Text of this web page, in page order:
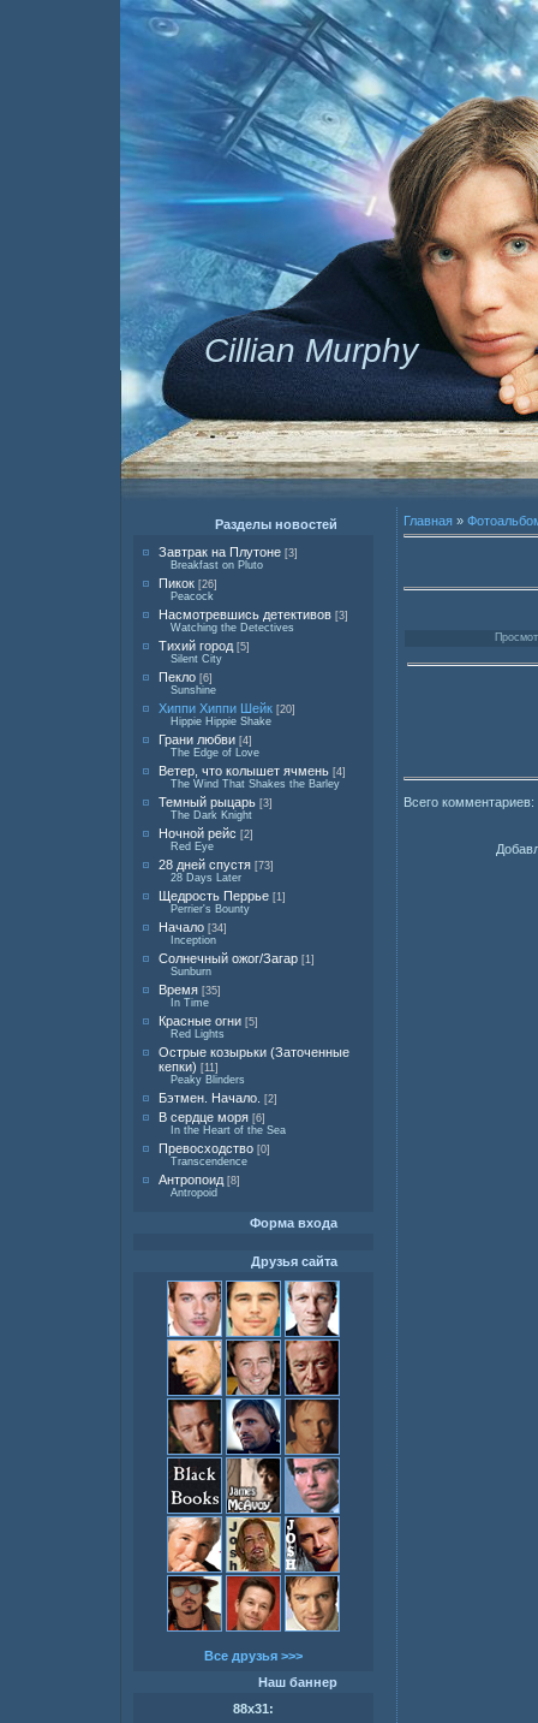
Cillian Murphy
Разделы новостей
Завтрак на Плутоне [3]
Breakfast on Pluto
Пикок [26]
Peacock
Насмотревшись детективов [3]
Watching the Detectives
Тихий город [5]
Silent City
Пекло [6]
Sunshine
Хиппи Хиппи Шейк [20]
Hippie Hippie Shake
Грани любви [4]
The Edge of Love
Ветер, что колышет ячмень [4]
The Wind That Shakes the Barley
Темный рыцарь [3]
The Dark Knight
Ночной рейс [2]
Red Eye
28 дней спустя [73]
28 Days Later
Щедрость Перрье [1]
Perrier's Bounty
Начало [34]
Inception
Солнечный ожог/Загар [1]
Sunburn
Время [35]
In Time
Красные огни [5]
Red Lights
Острые козырьки (Заточенные
кепки) [11]
Peaky Blinders
Бэтмен. Начало. [2]
В сердце моря [6]
In the Heart of the Sea
Превосходство [0]
Transcendence
Антропоид [8]
Antropoid
Форма входа
Друзья сайта
Все друзья >>>
Наш баннер
88х31:
Главная »
Всего комментариев: